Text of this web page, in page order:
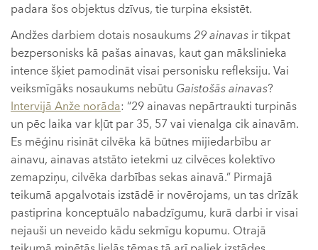
padara šos objektus dzīvus, tie turpina eksistēt.
Andžes darbiem dotais nosaukums29 ainavas ir tikpat
bezpersonisks kā pašas ainavas, kaut gan mākslinieka
intence šķiet pamodināt visai personisku refleksiju. Vai
veiksmīgāks nosaukums nebūtu Gaistošās ainavas?
Intervijā Anže norāda: “29 ainavas nepārtraukti turpinās
un pēc laika var kļūt par 35, 57 vai vienalga cik ainavām.
Es mēģinu risināt cilvēka kā būtnes mijiedarbību ar
ainavu, ainavas atstāto ietekmi uz cilvēces kolektīvo
zemapziņu, cilvēka darbības sekas ainavā.” Pirmajā
teikumā apgalvotais izstādē ir novērojams, un tas drīzāk
pastiprina konceptuālo nabadzīgumu, kurā darbi ir visai
nejauši un neveido kādu sekmīgu kopumu. Otrajā